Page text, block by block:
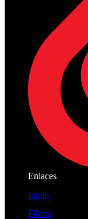
Enlaces
Inicio
Filtros